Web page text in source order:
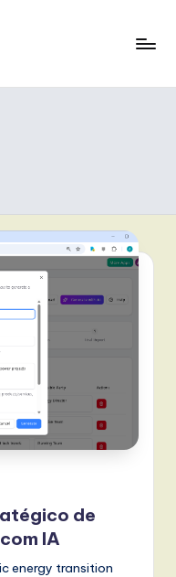
de
IA
energy transition